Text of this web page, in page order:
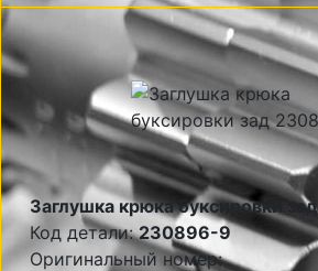
Заглушка крюка буксировки зад
Код детали:230896-9
Оригинальный номер: